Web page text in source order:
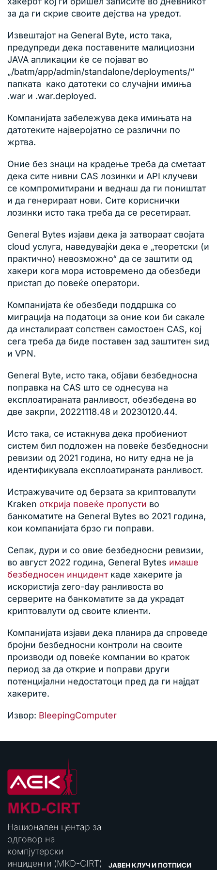
за да ги скрие своите дејства на уредот.
Извештајот на General Byte, исто така,
предупреди дека поставените малициозни
JAVA апликации ќе се појават во
„/batm/app/admin/standalone/deployments/“
папката како датотеки со случајни имиња
.war и .war.deployed.
Компанијата забележува дека имињата на
датотеките најверојатно се различни по
жртва.
Оние без знаци на крадење треба да сметаат
дека сите нивни CAS лозинки и API клучеви
се компромитирани и веднаш да ги поништат
и да генерираат нови. Сите кориснички
лозинки исто така треба да се ресетираат.
General Bytes изјави дека ја затвораат својата
cloud услуга, наведувајќи дека е „теоретски (и
практично) невозможно“ да се заштити од
хакери кога мора истовремено да обезбеди
пристап до повеќе оператори.
Компанијата ќе обезбеди поддршка со
миграција на податоци за оние кои би сакале
да инсталираат сопствен самостоен CAS, кој
сега треба да биде поставен зад заштитен ѕид
и VPN.
General Byte, исто така, објави безбедносна
поправка на CAS што се однесува на
експлоатираната ранливост, обезбедена во
две закрпи, 20221118.48 и 20230120.44.
Исто така, се истакнува дека пробиениот
систем бил подложен на повеќе безбедносни
ревизии од 2021 година, но ниту една не ја
идентификувала експлоатираната ранливост.
Истражувачите од берзата за криптовалути
Kraken открија повеќе пропусти во
банкоматите на General Bytes во 2021 година,
кои компанијата брзо ги поправи.
Сепак, дури и со овие безбедносни ревизии,
во август 2022 година, General Bytes имаше
безбедносен инциденткаде хакерите ја
искористија zero-day ранливоста во
серверите на банкоматите за да украдат
криптовалути од своите клиенти.
Компанијата изјави дека планира да спроведе
бројни безбедносни контроли на своите
производи од повеќе компании во краток
период за да открие и поправи други
потенцијални недостатоци пред да ги најдат
хакерите.
Извор: BleepingComputer
Национален центар за
одговор на
компјутерски
инциденти (MKD-CIRT)
ЈАВЕН КЛУЧ И ПОТПИСИ